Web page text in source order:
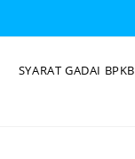
SYARAT GADAI BPKB